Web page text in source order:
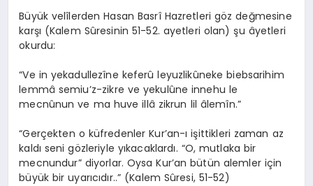
Büyük velîlerden Hasan Basrî Hazretleri göz değmesine
karşı (Kalem Sûresinin 51-52. ayetleri olan) şu âyetleri
okurdu:
“Ve in yekadullezîne keferû leyuzlikûneke biebsarihim
lemmâ semiu’z-zikre ve yekulûne innehu le
mecnûnun ve ma huve illâ zikrun lil âlemîn.”
“Gerçekten o küfredenler Kur’an-ı işittikleri zaman az
kaldı seni gözleriyle yıkacaklardı. “O, mutlaka bir
mecnundur” diyorlar. Oysa Kur’an bütün alemler için
büyük bir uyarıcıdır..” (Kalem Sûresi, 51-52)